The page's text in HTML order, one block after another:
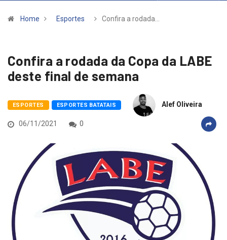
Home Esportes Confira a rodada…
Confira a rodada da Copa da LABE
deste final de semana
ESPORTES ESPORTES BATATAIS Alef Oliveira
06/11/2021 0